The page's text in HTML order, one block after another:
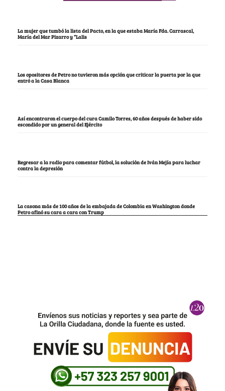
La mujer que tumbó la lista del Pacto, en la que estaba María Fda. Carrascal,
María del Mar Pizarro y “Lalis
Los opositores de Petro no tuvieron más opción que criticar la puerta por la que
entró a la Casa Blanca
Así encontraron el cuerpo del cura Camilo Torres, 60 años después de haber sido
escondido por un general del Ejército
Regresar a la radio para comentar fútbol, la solución de Iván Mejía para luchar
contra la depresión
La casona más de 100 años de la embajada de Colombia en Washington donde
Petro afinó su cara a cara con Trump